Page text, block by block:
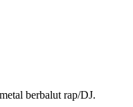
berbalut rap/DJ.